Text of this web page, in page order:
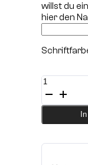
willst du
hier den
T-
Shirt
SADO
-
Edition